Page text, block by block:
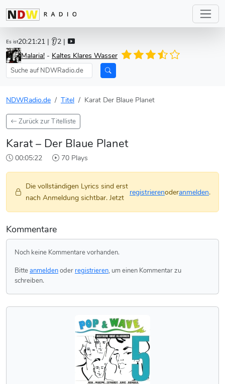
Es ist20:21:21 | 👂2 |
Malaria! - Kaltes Klares Wasser
NDWRadio.de Titel Karat Der Blaue Planet
Zurück zur Titelliste
Karat – Der Blaue Planet
00:05:22 70 Plays
Die vollständigen Lyrics sind erst
nach Anmeldung sichtbar. Jetzt
registrierenoderanmelden.
Kommentare
Noch keine Kommentare vorhanden.
Bitteanmeldenoder registrieren, um einen Kommentar zu
schreiben.